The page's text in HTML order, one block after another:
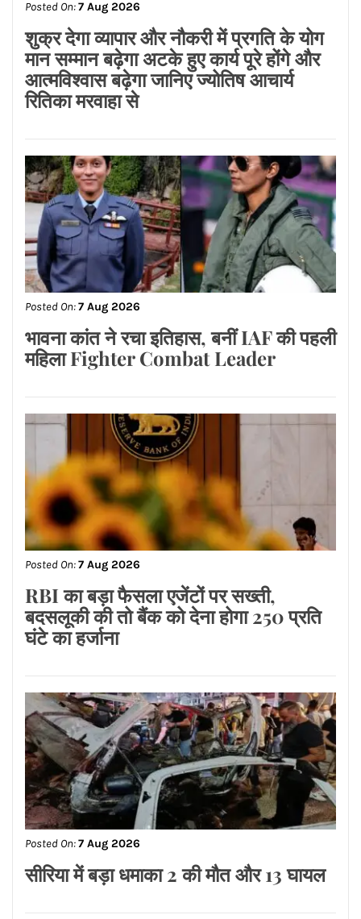
Posted On:7 Aug 2026
शुक्र देगा व्यापार और नौकरी में प्रगति के योग
मान सम्मान बढ़ेगा अटके हुए कार्य पूरे होंगे और
आत्मविश्वास बढ़ेगा जानिए ज्योतिष आचार्य
रितिका मरवाहा से
Posted On:7 Aug 2026
भावना कांत ने रचा इतिहास, बनीं IAF की पहली
महिला Fighter Combat Leader
Posted On:7 Aug 2026
RBI का बड़ा फैसला एजेंटों पर सख्ती,
बदसलूकी की तो बैंक को देना होगा 250 प्रति
घंटे का हर्जाना